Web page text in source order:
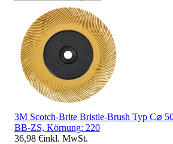
3M Scotch-Brite Bristle-Brush Typ C⌀
BB-ZS, Körnung: 220
36,98 €inkl. MwSt.